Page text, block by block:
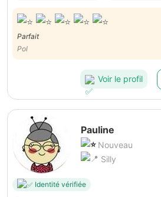
Parfait
Pol
Voir le profil
Pauline
Nouveau
Silly
Identité vérifiée